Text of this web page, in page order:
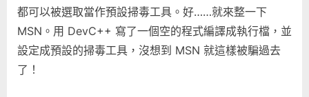
都可以被選取當作預設掃毒工具。好……就來整一下
MSN。用 DevC++ 寫了一個空的程式編譯成執行檔，並
設定成預設的掃毒工具，沒想到 MSN 就這樣被騙過去
了！